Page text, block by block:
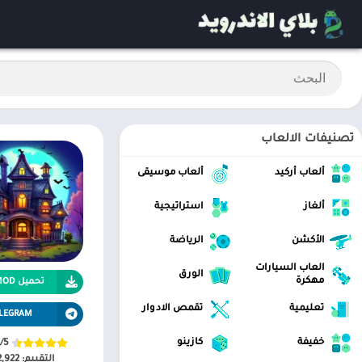
تحميل APK MOD
/5
تصنيفات الالعاب
ألعاب أركيد ألعاب موسيقى
ألغاز استراتيجية
الأكشن الرياضة
العاب السيارات
مهكرة
الورق
تعليمية تقمص الادوار
خفيفة كازينو